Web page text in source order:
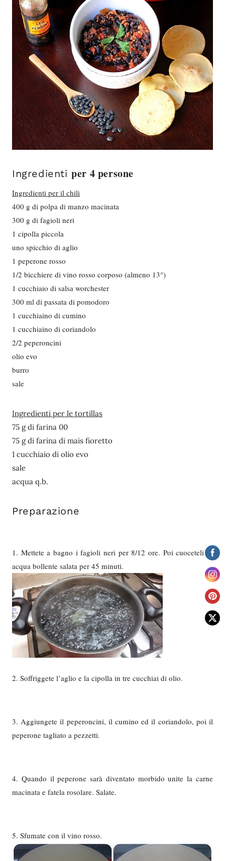
Ingredientiper 4 persone
Ingredienti per il chili
400 g di polpa di manzo macinata
300 g di fagioli neri
1 cipolla piccola
uno spicchio di aglio
1 peperone rosso
1/2 bicchiere di vino rosso corposo (almeno 13°)
1 cucchiaio di salsa worchester
300 ml di passata di pomodoro
1 cucchiaino di cumino
1 cucchiaino di coriandolo
2/2 peperoncini
olio evo
burro
sale
Ingredienti per le tortillas
75 g di farina 00
75 g di farina di mais fioretto
1 cucchiaio di olio evo
sale
acqua q.b.
Preparazione
1. Mettete a bagno i fagioli neri per 8/12 ore. Poi cuoceteli in
acqua bollente salata per 45 minuti.
2. Soffriggete l’aglio e la cipolla in tre cucchiai di olio.
3. Aggiungete il peperoncini, il cumino ed il coriandolo, poi il
peperone tagliato a pezzetti.
4. Quando il peperone sarà diventato morbido unite la carne
macinata e fatela rosolare. Salate.
5. Sfumate con il vino rosso.